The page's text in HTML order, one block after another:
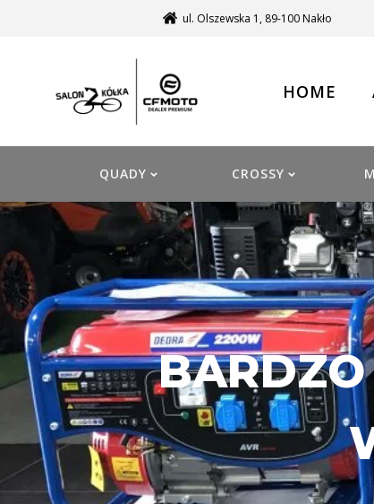
ul. Olszewska 1, 89-100 Nakło
HOME
QUADY CROSSY